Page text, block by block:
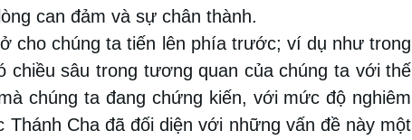
can đảm và sự chân thành.
cho chúng ta tiến lên phía trước; ví dụ như trong
chiều sâu trong tương quan của chúng ta với thế
chúng ta đang chứng kiến, với mức độ nghiêm
Cha đã đối diện với những vấn đề này một